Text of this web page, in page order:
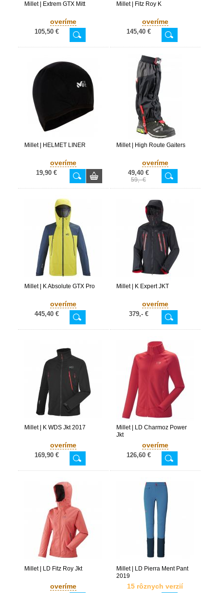
Millet | Extrem GTX Mitt
overíme
105,50 €
Millet | Fitz Roy K
overíme
145,40 €
Millet | HELMET LINER
overíme
19,90 €
Millet | High Route Gaiters
overíme
49,40 €
59,- €
Millet | K Absolute GTX Pro
overíme
445,40 €
Millet | K Expert JKT
overíme
379,- €
Millet | K WDS Jkt 2017
overíme
169,90 €
Millet | LD Charmoz Power
Jkt
overíme
126,60 €
Millet | LD Fitz Roy Jkt
overíme
Millet | LD Pierra Ment Pant
2019
15 rôznych verzií